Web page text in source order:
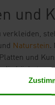
und
verkleiden,
Naturstein.
und
die höchsten